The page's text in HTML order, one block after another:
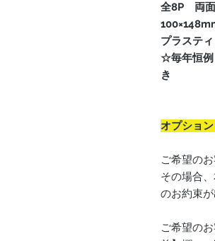
全8P 両面
プラステ
☆毎年恒例
き
オプショ
ご希望の
その場合
のお約束が
ご希望の